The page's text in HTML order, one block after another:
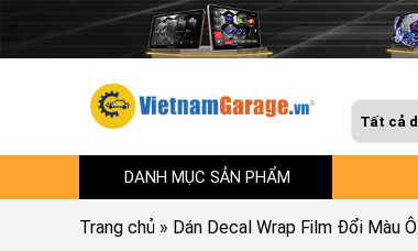
DANH MỤC SẢN PHẨM
Trang chủ » Dán Decal Wrap Film Đổi Màu